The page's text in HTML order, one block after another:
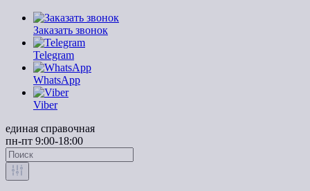
Заказать звонок
Telegram
WhatsApp
Viber
единая справочная
пн-пт 9:00-18:00